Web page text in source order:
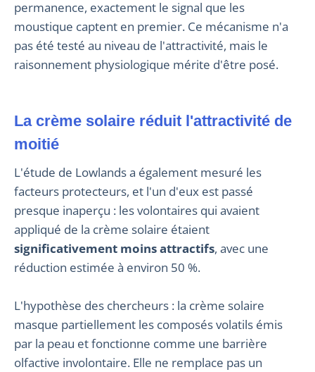
permanence, exactement le signal que les
moustique captent en premier. Ce mécanisme n'a
pas été testé au niveau de l'attractivité, mais le
raisonnement physiologique mérite d'être posé.
La crème solaire réduit l'attractivité de
moitié
L'étude de Lowlands a également mesuré les
facteurs protecteurs, et l'un d'eux est passé
presque inaperçu : les volontaires qui avaient
appliqué de la crème solaire étaient
significativement moins attractifs, avec une
réduction estimée à environ 50 %.
L'hypothèse des chercheurs : la crème solaire
masque partiellement les composés volatils émis
par la peau et fonctionne comme une barrière
olfactive involontaire. Elle ne remplace pas un